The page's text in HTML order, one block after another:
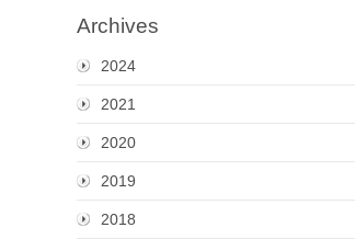
Archives
2024
2021
2020
2019
2018